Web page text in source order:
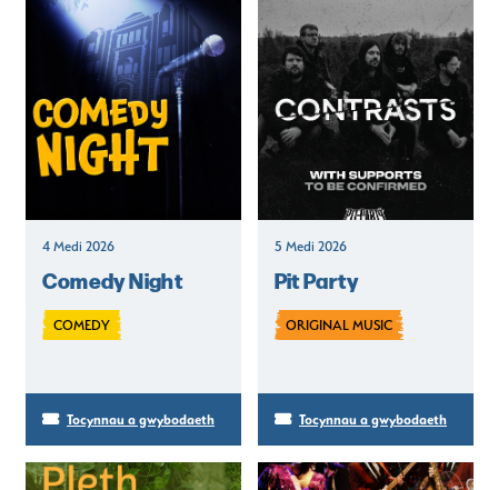
4 Medi 2026
Comedy Night
COMEDY
Tocynnau a gwybodaeth
5 Medi 2026
Pit Party
ORIGINAL MUSIC
Tocynnau a gwybodaeth